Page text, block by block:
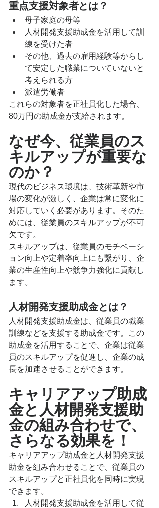
重点支援対象者とは？
母子家庭の母等
人材開発支援助成金を活用して訓
練を受けた者
その他、過去の雇用経験等からし
て安定した職業についていないと
考えられる方
派遣労働者
これらの対象者を正社員化した場合、
80万円の助成金が支給されます。
なぜ今、従業員のス
キルアップが重要な
のか？
現代のビジネス環境は、技術革新や市
場の変化が激しく、企業は常に変化に
対応していく必要があります。そのた
めには、従業員のスキルアップが不可
欠です。
スキルアップは、従業員のモチベーシ
ョン向上や定着率向上にも繋がり、企
業の生産性向上や競争力強化に貢献し
ます。
人材開発支援助成金とは？
人材開発支援助成金は、従業員の職業
訓練などを支援する助成金です。この
助成金を活用することで、企業は従業
員のスキルアップを促進し、企業の成
長を加速させることができます。
キャリアアップ助成
金と人材開発支援助
金の組み合わせで、
さらなる効果を！
キャリアアップ助成金と人材開発支援
助金を組み合わせることで、従業員の
スキルアップと正社員化を同時に実現
できます。
人材開発支援助成金を活用して従